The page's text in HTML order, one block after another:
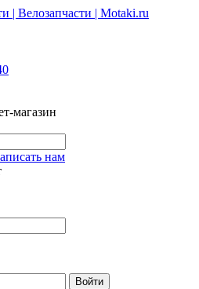
магазин
нам